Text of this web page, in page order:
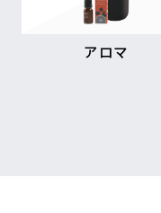
アロマ